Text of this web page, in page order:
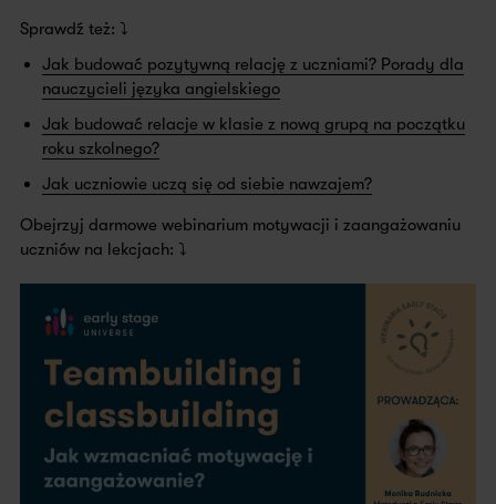
Sprawdź też: ⤵️
Jak budować pozytywną relację z uczniami? Porady dla
nauczycieli języka angielskiego
Jak budować relacje w klasie z nową grupą na początku
roku szkolnego?
Jak uczniowie uczą się od siebie nawzajem?
Obejrzyj darmowe webinarium motywacji i zaangażowaniu
uczniów na lekcjach: ⤵️